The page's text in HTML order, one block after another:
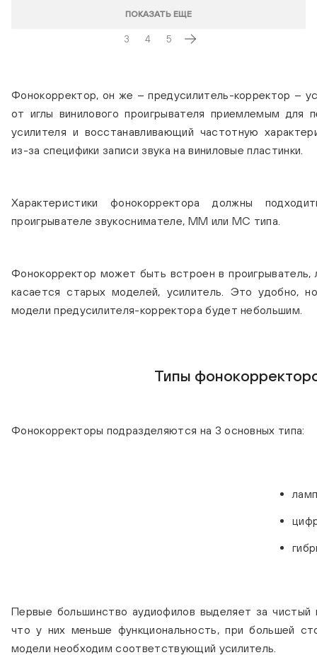
ПОКАЗАТЬ ЕЩЕ
3 4 5
Фонокорректор, он же – предусилитель-корректор –
от иглы винилового проигрывателя приемлемым для
усилителя и восстанавливающий частотную
из-за специфики записи звука на виниловые пластинки.
Характеристики фонокорректора должны
проигрывателе звукоснимателе, MM или MC типа.
Фонокорректор может быть встроен в проигрыватель,
касается старых моделей, усилитель. Это удобно,
модели предусилителя-корректора будет небольшим.
Типы
Фонокорректоры подразделяются на 3 основных типа:
Первые большинство аудиофилов выделяет за чистый
что у них меньше функциональность, при большей
модели необходим соответствующий усилитель.